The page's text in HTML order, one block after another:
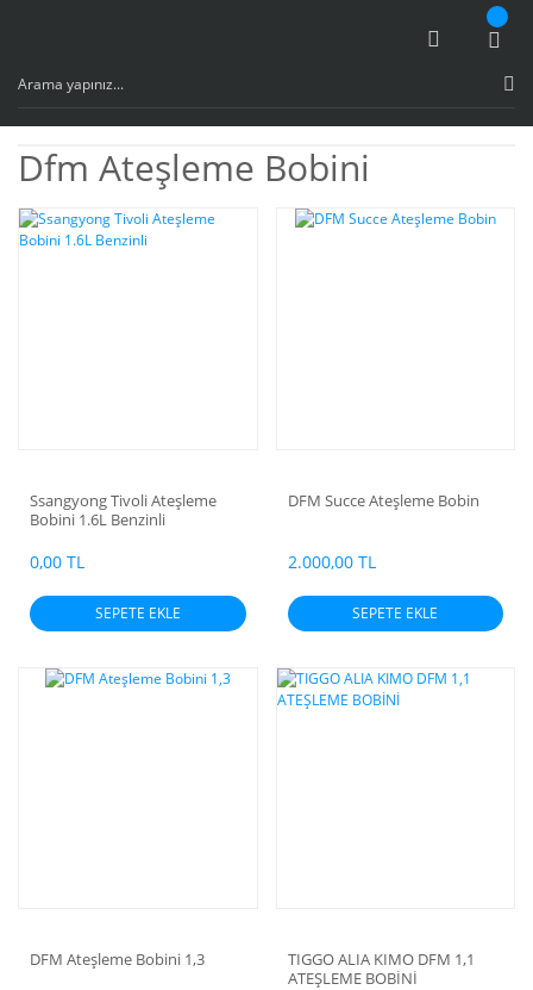
Dfm Ateşleme Bobini
Ssangyong Tivoli Ateşleme
Bobini 1.6L Benzinli
0,00 TL
SEPETE EKLE
DFM Succe Ateşleme Bobin
2.000,00 TL
SEPETE EKLE
DFM Ateşleme Bobini 1,3
TIGGO ALIA KIMO DFM 1,1
ATEŞLEME BOBİNİ